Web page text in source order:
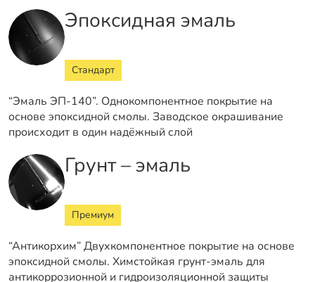
Эпоксидная эмаль
Стандарт
“Эмаль ЭП-140”. Однокомпонентное покрытие на
основе эпоксидной смолы. Заводское окрашивание
происходит в один надёжный слой
Грунт – эмаль
Премиум
“Антикорхим” Двухкомпонентное покрытие на основе
эпоксидной смолы. Химстойкая грунт-эмаль для
антикоррозионной и гидроизоляционной защиты